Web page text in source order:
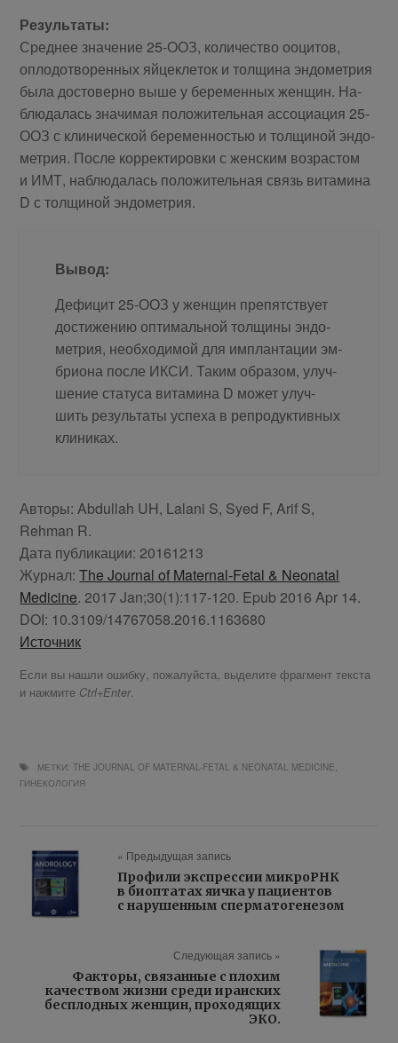
Ре­зуль­та­ты:
Сред­нее зна­че­ние 25-ООЗ, ко­ли­че­ство ооци­тов,
опло­до­тво­рен­ных яй­це­кле­ток и тол­щи­на эн­до­мет­рия
бы­ла до­сто­вер­но вы­ше у бе­ре­мен­ных жен­щин. На­
блю­да­лась зна­чи­мая по­ло­жи­тель­ная ас­со­ци­а­ция 25-
ООЗ с кли­ни­че­ской бе­ре­мен­но­стью и тол­щи­ной эн­до­
мет­рия. По­сле кор­рек­ти­ров­ки с жен­ским воз­рас­том
и ИМТ, на­блю­да­лась по­ло­жи­тель­ная связь ви­та­ми­на
D с тол­щи­ной эн­до­мет­рия.
Вы­вод:
Де­фи­цит 25-ООЗ у жен­щин пре­пят­ству­ет
до­сти­же­нию оп­ти­маль­ной тол­щи­ны эн­до­
мет­рия, необ­хо­ди­мой для им­план­та­ции эм­
бри­о­на по­сле ИКСИ. Та­ким об­ра­зом, улуч­
ше­ние ста­ту­са ви­та­ми­на D мо­жет улуч­
шить ре­зуль­та­ты успе­ха в ре­про­дук­тив­ных
кли­ни­ках.
Ав­то­ры: Abdullah UH, Lalani S, Syed F, Arif S,
Rehman R.
Да­та пуб­ли­ка­ции: 20161213
Жур­нал: The Journal of Maternal-Fetal & Neonatal
Medicine. 2017 Jan;30(1):117-120. Epub 2016 Apr 14.
DOI: 10.3109/14767058.2016.1163680
Ис­точ­ник
Если вы нашли ошибку, пожалуйста, выделите фрагмент текста
и нажмите Ctrl+Enter.
МЕТКИ:THE JOURNAL OF MATERNAL-FETAL & NEONATAL MEDICINE,
ГИНЕКОЛОГИЯ
« Предыдущая запись
Профили экспрессии микроРНК
в биоптатах яичка у пациентов
с нарушенным сперматогенезом
Следующая запись »
Факторы, связанные с плохим
качеством жизни среди иранских
бесплодных женщин, проходящих
ЭКО.